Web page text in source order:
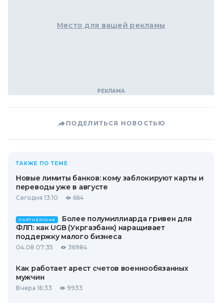
Место для вашей рекламы
ПОДЕЛИТЬСЯ НОВОСТЬЮ
ТАКЖЕ ПО ТЕМЕ
Новые лимиты банков: кому заблокируют карты и
переводы уже в августе
Сегодня 13:10 664
ПАРТНЕРСКАЯ
Более полумиллиарда гривен для
ФЛП: как UGB (Укргазбанк) наращивает
поддержку малого бизнеса
04.08 07:35 36984
Как работает арест счетов военнообязанных
мужчин
Вчера 16:33 9933